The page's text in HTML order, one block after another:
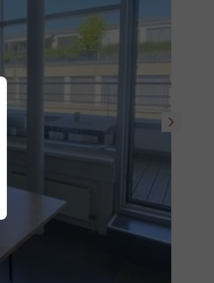
Alle akzeptieren